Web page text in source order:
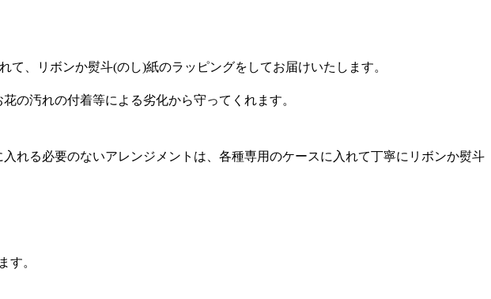
、リボンか熨斗(のし)紙のラッピングをしてお届けいたします。
の汚れの付着等による劣化から守ってくれます。
れる必要のないアレンジメントは、各種専用のケースに入れて丁寧にリボンか熨斗
す。